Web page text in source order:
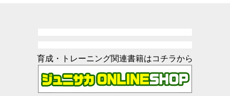
育成・トレーニング関連書籍はコチラから